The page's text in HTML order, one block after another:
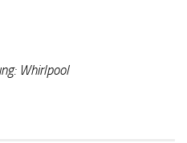
Whirlpool